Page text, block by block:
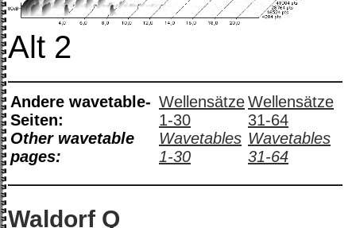
Alt 2
Andere wavetable-
Seiten:
Other wavetable
pages:
Wellensätze
1-30
Wavetables
1-30
Wellensätze
31-64
Wavetables
31-64
Waldorf Q